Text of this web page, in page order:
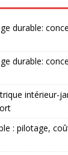
durable:
durable:
intérieur-
: pilotage,